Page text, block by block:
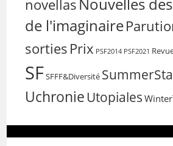
novellas Nouvelles
de l'imaginaire
sorties Prix PSF2014 PSF2021
SFSFFF&Diversité
Uchronie Utopiales